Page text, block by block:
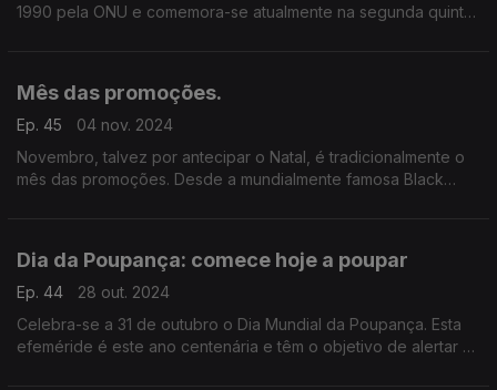
1990 pela ONU e comemora-se atualmente na segunda quinta-
Mês das promoções.
Ep. 45
04 nov. 2024
Novembro, talvez por antecipar o Natal, é tradicionalmente o
mês das promoções. Desde a mundialmente famosa Black
Dia da Poupança: comece hoje a poupar
Ep. 44
28 out. 2024
Celebra-se a 31 de outubro o Dia Mundial da Poupança. Esta
efeméride é este ano centenária e têm o objetivo de alertar os